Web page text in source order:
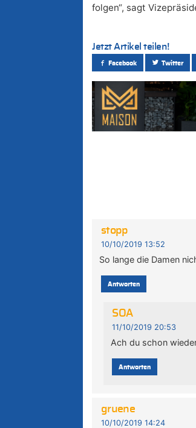
folgen“, sagt
Jetzt Artikel teilen!
Facebook Twitter
stopp
10/10/2019 13:52
So lange die Damen
Antworten
SOA
11/10/2019 20:53
Ach du schon
Antworten
gruene
10/10/2019 14:24